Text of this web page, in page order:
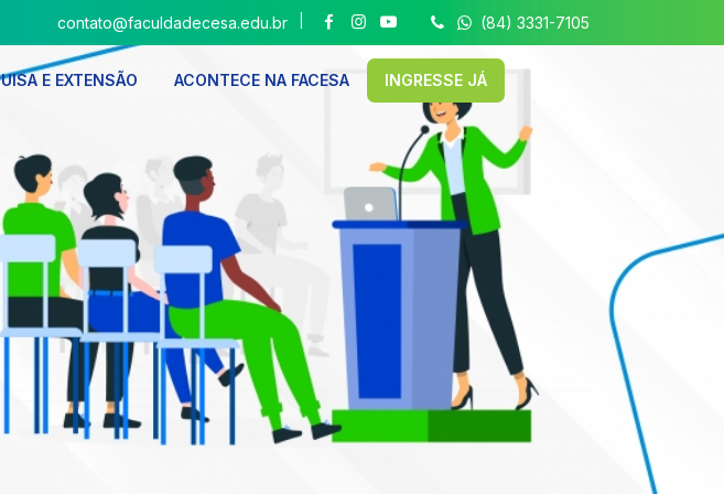
contato@faculdadecesa.edu.br (84) 3331-7105
E EXTENSÃO ACONTECE NA FACESA INGRESSE JÁ